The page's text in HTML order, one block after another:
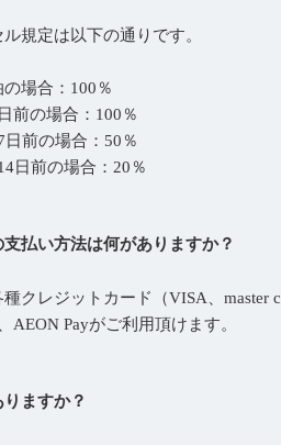
規定は以下の通りです。
場合：100％
前の場合：100％
日前の場合：50％
日前の場合：20％
払い方法は何がありますか？
クレジットカード（VISA、master
AEON Payがご利用頂けます。
ますか？